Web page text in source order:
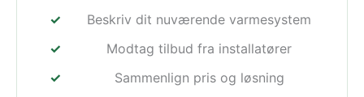
Beskriv dit nuværende varmesystem
Modtag tilbud fra installatører
Sammenlign pris og løsning